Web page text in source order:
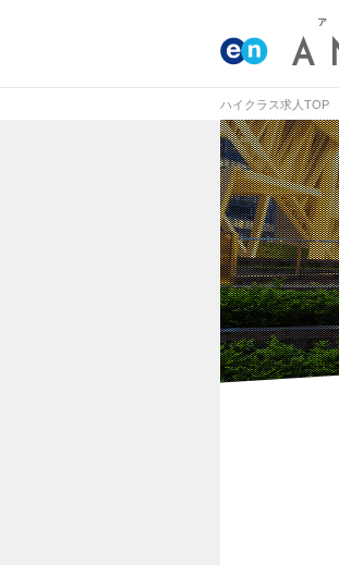
ハイクラス求人TOP